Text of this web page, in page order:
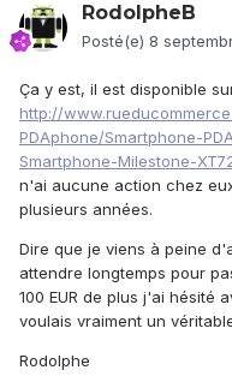
RodolpheB
Posté(e) 8
Ça y est, il est disponible
http://
PDAphone/Smartphone-
Smartphone-Milestone-
n'ai aucune action chez
plusieurs années.
Dire que je viens à peine
attendre longtemps pour
100 EUR de plus j'ai hésité
voulais vraiment un
Rodolphe